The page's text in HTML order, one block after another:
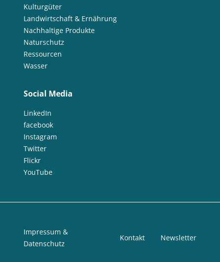
Kulturgüter
Landwirtschaft & Ernährung
Nachhaltige Produkte
Naturschutz
Ressourcen
Wasser
Social Media
LinkedIn
facebook
Instagram
Twitter
Flickr
YouTube
Impressum &
Datenschutz
Kontakt Newsletter